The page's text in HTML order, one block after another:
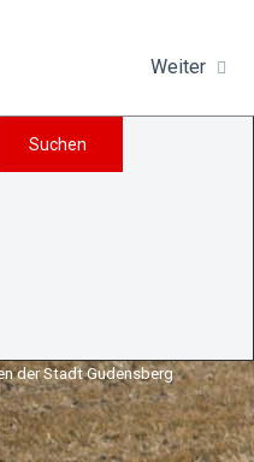
Weiter
Suchen
der Stadt Gudensberg